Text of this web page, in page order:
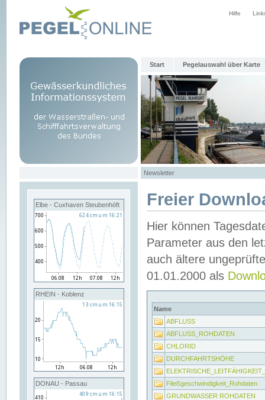
Hilfe
Start Pegelauswahl über Karte
Newsletter
Elbe - Cuxhaven Steubenhöft
RHEIN - Koblenz
DONAU - Passau
Freier
Hier können
Parameter aus den
auch ältere
01.01.2000 als
Name
ABFLUSS
ABFLUSS_ROHDATEN
CHLORID
DURCHFAHRTSHÖHE
Fließgeschwindigkeit_Rohdaten
GRUNDWASSER ROHDATEN